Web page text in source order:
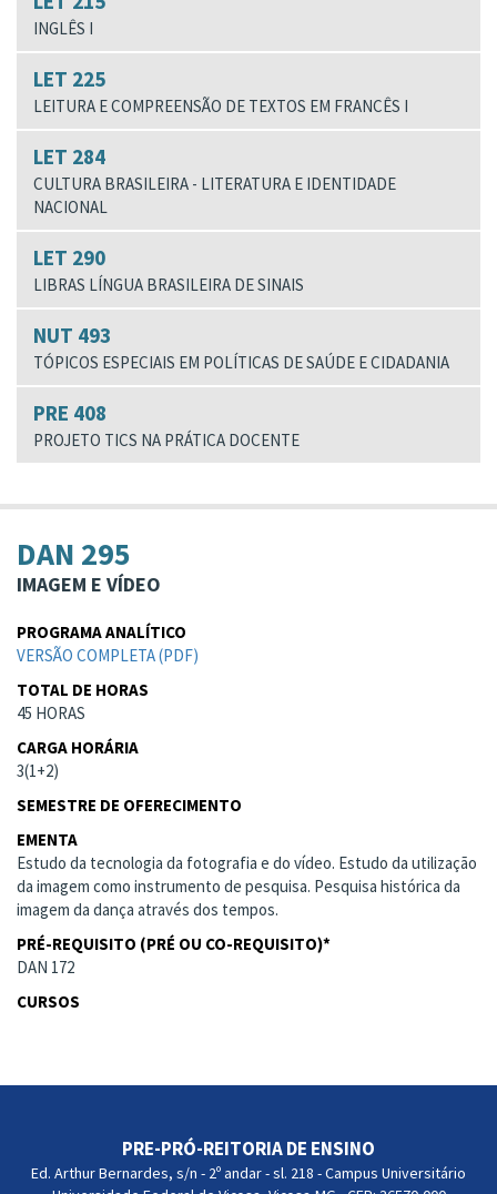
INGLÊS I
LET 225
LEITURA E COMPREENSÃO DE TEXTOS EM FRANCÊS I
LET 284
CULTURA BRASILEIRA - LITERATURA E IDENTIDADE
NACIONAL
LET 290
LIBRAS LÍNGUA BRASILEIRA DE SINAIS
NUT 493
TÓPICOS ESPECIAIS EM POLÍTICAS DE SAÚDE E CIDADANIA
PRE 408
PROJETO TICS NA PRÁTICA DOCENTE
DAN 295
IMAGEM E VÍDEO
PROGRAMA ANALÍTICO
VERSÃO COMPLETA (PDF)
TOTAL DE HORAS
45 HORAS
CARGA HORÁRIA
3(1+2)
SEMESTRE DE OFERECIMENTO
EMENTA
Estudo da tecnologia da fotografia e do vídeo. Estudo da utilização
da imagem como instrumento de pesquisa. Pesquisa histórica da
imagem da dança através dos tempos.
PRÉ-REQUISITO (PRÉ OU CO-REQUISITO)*
DAN 172
CURSOS
PRE-PRÓ-REITORIA DE ENSINO
Ed. Arthur Bernardes, s/n - 2º andar - sl. 218 - Campus Universitário